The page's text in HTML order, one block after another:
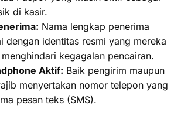
di kasir.
Nama lengkap penerima
dengan identitas resmi yang mereka
kegagalan pencairan.
Aktif: Baik pengirim maupun
menyertakan nomor telepon yang
pesan teks (SMS).